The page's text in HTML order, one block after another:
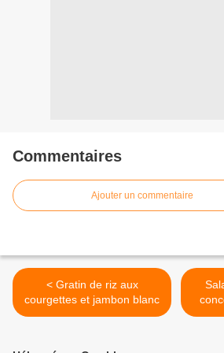
Commentaires
Ajouter un commentaire
< Gratin de riz aux
courgettes et jambon blanc